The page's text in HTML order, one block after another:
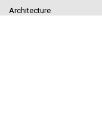
Architecture